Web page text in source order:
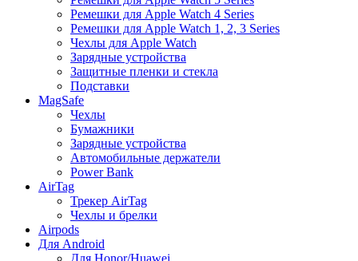
Ремешки для Apple Watch 4 Series
Ремешки для Apple Watch 1, 2, 3 Series
Чехлы для Apple Watch
Зарядные устройства
Защитные пленки и стекла
Подставки
MagSafe
Чехлы
Бумажники
Зарядные устройства
Автомобильные держатели
Power Bank
AirTag
Трекер AirTag
Чехлы и брелки
Airpods
Для Android
Для Honor/Huawei